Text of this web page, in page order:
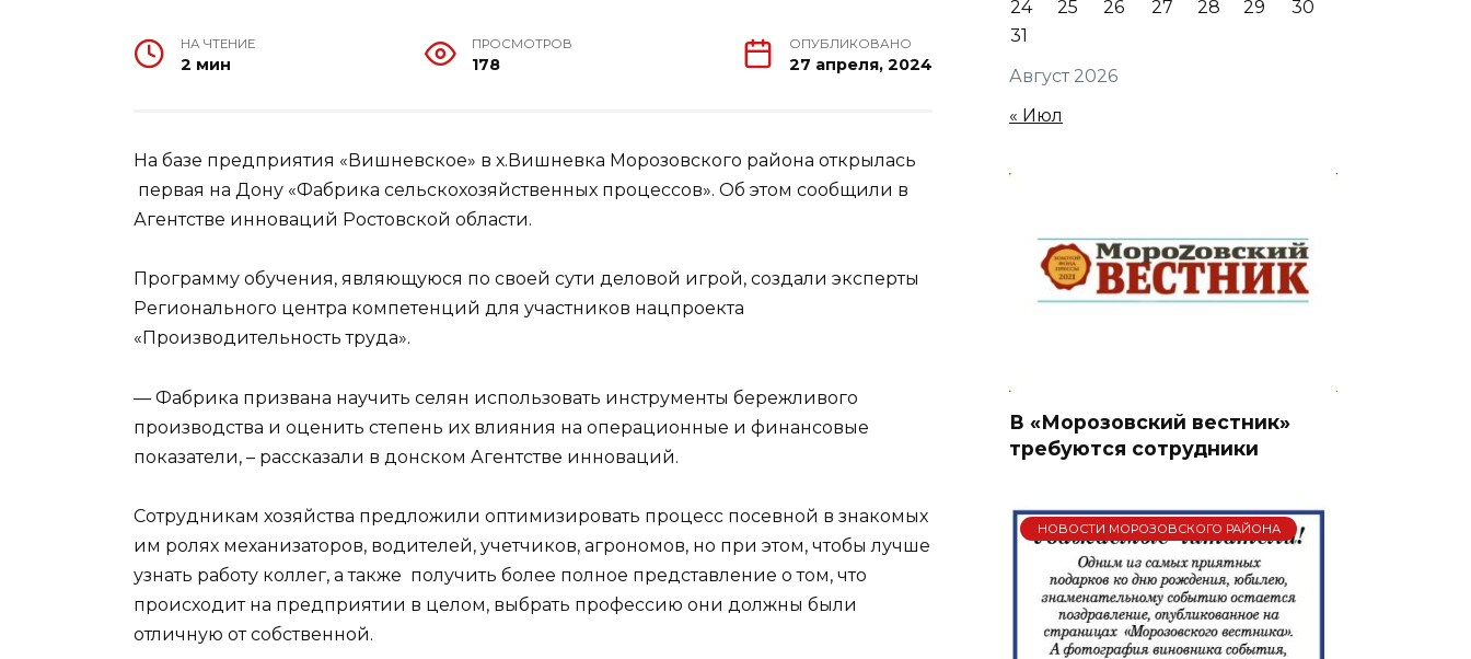
НА ЧТЕНИЕ
2 мин
ПРОСМОТРОВ
178
ОПУБЛИКОВАНО
27 апреля, 2024
На базе предприятия «Вишневское» в х.Вишневка Морозовского района открылась
первая на Дону «Фабрика сельскохозяйственных процессов». Об этом сообщили в
Агентстве инноваций Ростовской области.
Программу обучения, являющуюся по своей сути деловой игрой, создали эксперты
Регионального центра компетенций для участников нацпроекта
«Производительность труда».
— Фабрика призвана научить селян использовать инструменты бережливого
производства и оценить степень их влияния на операционные и финансовые
показатели, – рассказали в донском Агентстве инноваций.
Сотрудникам хозяйства предложили оптимизировать процесс посевной в знакомых
им ролях механизаторов, водителей, учетчиков, агрономов, но при этом, чтобы лучше
узнать работу коллег, а также получить более полное представление о том, что
происходит на предприятии в целом, выбрать профессию они должны были
отличную от собственной.
Август 2026
24
25 26 27 28 29
30
31
« Июл
В «Морозовский вестник»
требуются сотрудники
НОВОСТИ МОРОЗОВСКОГО РАЙОНА